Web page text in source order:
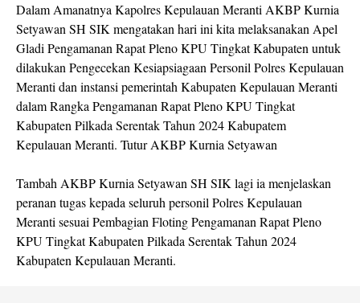
Dalam Amanatnya Kapolres Kepulauan Meranti AKBP Kurnia
Setyawan SH SIK mengatakan hari ini kita melaksanakan Apel
Gladi Pengamanan Rapat Pleno KPU Tingkat Kabupaten untuk
dilakukan Pengecekan Kesiapsiagaan Personil Polres Kepulauan
Meranti dan instansi pemerintah Kabupaten Kepulauan Meranti
dalam Rangka Pengamanan Rapat Pleno KPU Tingkat
Kabupaten Pilkada Serentak Tahun 2024 Kabupatem
Kepulauan Meranti. Tutur AKBP Kurnia Setyawan
Tambah AKBP Kurnia Setyawan SH SIK lagi ia menjelaskan
peranan tugas kepada seluruh personil Polres Kepulauan
Meranti sesuai Pembagian Floting Pengamanan Rapat Pleno
KPU Tingkat Kabupaten Pilkada Serentak Tahun 2024
Kabupaten Kepulauan Meranti.